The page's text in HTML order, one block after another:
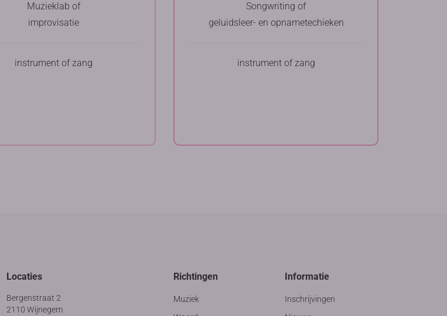
Muzieklab of
improvisatie
instrument of zang
Songwriting of
geluidsleer- en opnametechieken
instrument of zang
Locaties
Bergenstraat 2
2110 Wijnegem
Richtingen
Muziek
Informatie
Inschrijvingen